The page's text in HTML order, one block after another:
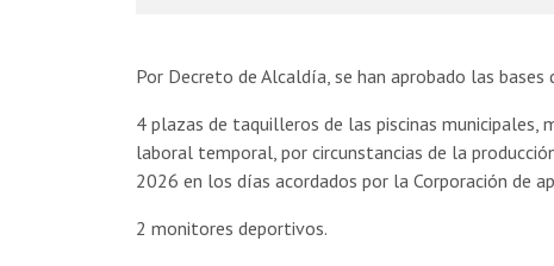
Por Decreto de Alcaldía, se han aprobado las
4 plazas de taquilleros de las piscinas municipales,
laboral temporal, por circunstancias de la
2026 en los días acordados por la Corporación de
2 monitores deportivos.